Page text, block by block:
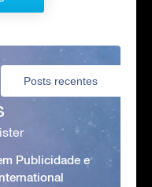
Posts recentes
Publicidade e